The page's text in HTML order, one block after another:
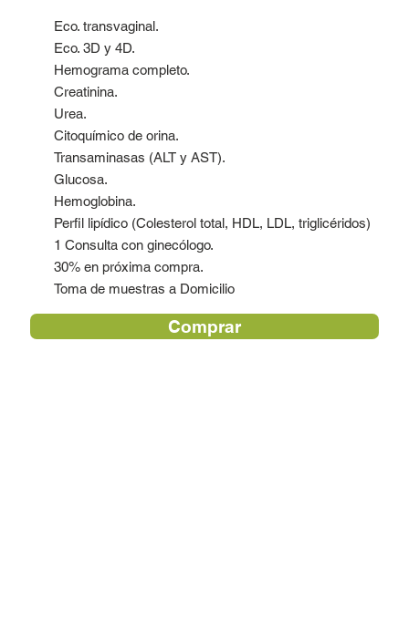
Eco. transvaginal.
Eco. 3D y 4D.
Hemograma completo.
Creatinina.
Urea.
Citoquímico de orina.
Transaminasas (ALT y AST).
Glucosa.
Hemoglobina.
Perfil lipídico (Colesterol total, HDL, LDL, triglicéridos)
1 Consulta con ginecólogo.
30% en próxima compra.
Toma de muestras a Domicilio
Comprar